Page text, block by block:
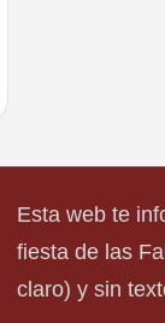
Esta web te
fiesta de las
claro) y sin